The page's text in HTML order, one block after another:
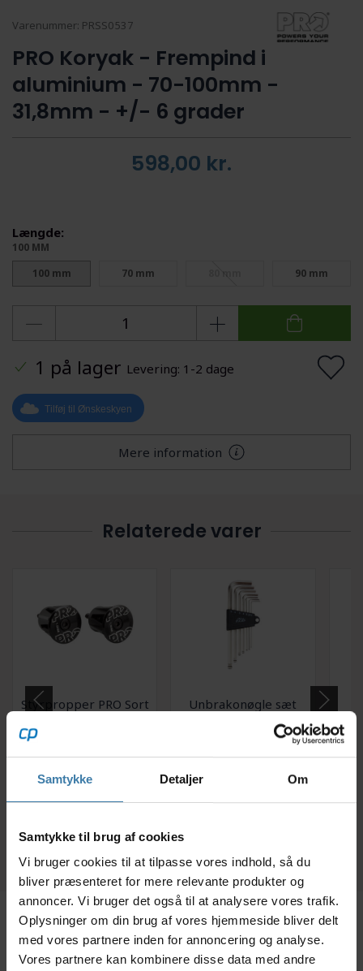
Samtykke Detaljer Om
Samtykke til brug af cookies
Vi bruger cookies til at tilpasse vores indhold, så du
bliver præsenteret for mere relevante produkter og
annoncer. Vi bruger det også til at analysere vores trafik.
Oplysninger om din brug af vores hjemmeside bliver delt
med vores partnere inden for annoncering og analyse.
Vores partnere kan kombinere disse data med andre
Varenummer: PRSS0537
PRO Koryak - Frempind i
aluminium - 70-100mm -
31,8mm - +/- 6 grader
598,00 kr.
Længde:
100 MM
100 mm
70 mm 90 mm
1 på lager Levering: 1-2 dage
Tilføj til Ønskeskyen
Mere information
Relaterede varer
Styrpropper PRO Sort
89,00kr.
Unbrakonøgle sæt
148,00kr.
Beskrivelse Specifikationer